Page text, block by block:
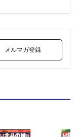
メルマガ登録